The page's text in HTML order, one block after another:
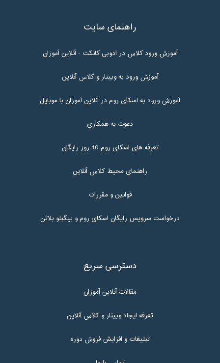
راهنمای سایت
آموزش ورود کلاس در ادوبی کانکت - آنلاین آموزان
آموزش ورود به وبینار و کلاس آنلاین
آموزش ورود به اسکای روم در آنلاین آموزان با موبایل
دعوت به همکاری
تعرفه های اسکای روم 10 روز رایگان
راهنمای محیط کلاس آنلاین
قوانین و مقررات
درخواست سرویس رایگان اسکای روم و بیگبلو بلاتن
دسترسی سریع
مقالات آنلاین آموزان
تعرفه ایجاد وبینار و کلاس آنلاین
تبلیغات و افزایش فروش دوره